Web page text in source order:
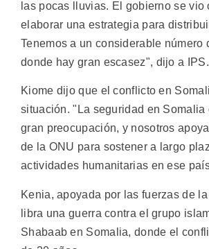
las pocas lluvias. El gobierno se vio
elaborar una estrategia para
Tenemos a un considerable número
donde hay gran escasez", dijo a IPS.
Kiome dijo que el conflicto en
situación. "La seguridad en Somalia
gran preocupación, y nosotros
de la ONU para sostener a largo
actividades humanitarias en ese
Kenia, apoyada por las fuerzas de
libra una guerra contra el grupo
Shabaab en Somalia, donde el